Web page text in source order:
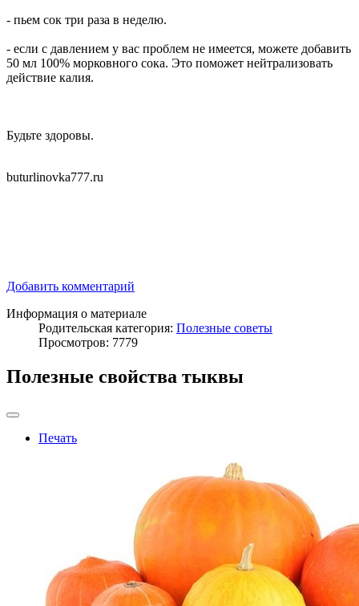
- пьем сок три раза в неделю.
- если с давлением у вас проблем не имеется, можете добавить
50 мл 100% морковного сока. Это поможет нейтрализовать
действие калия.
Будьте здоровы.
buturlinovka777.ru
Добавить комментарий
Информация о материале
Родительская категория: Полезные советы
Просмотров: 7779
Полезные свойства тыквы
Печать